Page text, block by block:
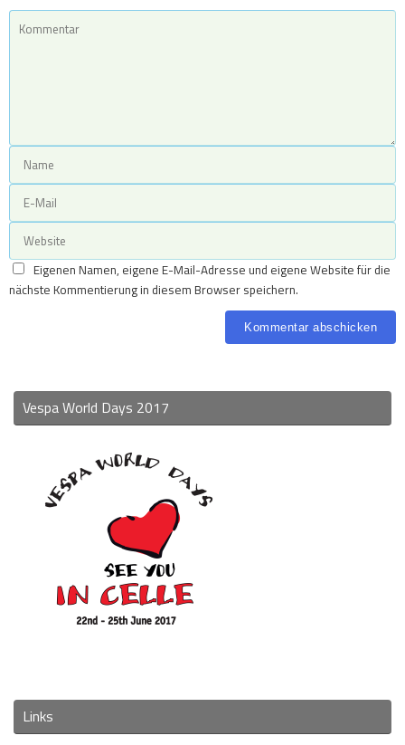
Eigenen Namen, eigene E-Mail-Adresse und eigene Website für die
nächste Kommentierung in diesem Browser speichern.
Vespa World Days 2017
Links